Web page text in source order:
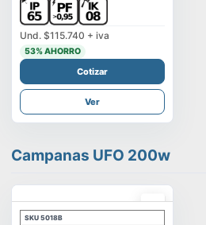
Und. $115.740 + iva
53% AHORRO
Cotizar
Ver
Campanas UFO 200w
SKU 5018B